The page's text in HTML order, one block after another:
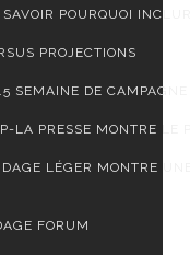
POURQUOI
PROJECTIONS
SEMAINE DE CAMPAGNE
LA PRESSE MONTRE LE
LÉGER MONTRE
FORUM